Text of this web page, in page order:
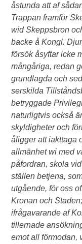
åstunda att af
Trappan framför
wid Skeppsbron
backe å Kongl.
försök åsyftar icke
mångåriga, redan
grundlagda och
serskilda
betryggade
naturligtvis också
skyldigheter och
åligger att iakttaga
allmänhet wi med
påfordran, skola
ställen betjena,
utgående, för oss
Kronan och
ifrågavarande af
tillernade
emot all förmodan,